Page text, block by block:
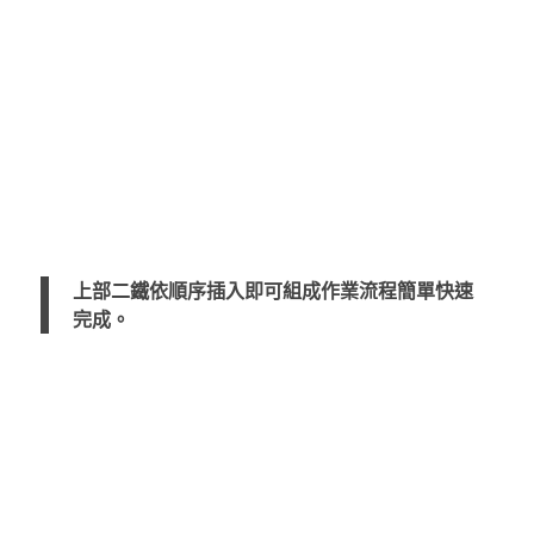
上部二鐵依順序插入即可組成作業流程簡單快速
完成。